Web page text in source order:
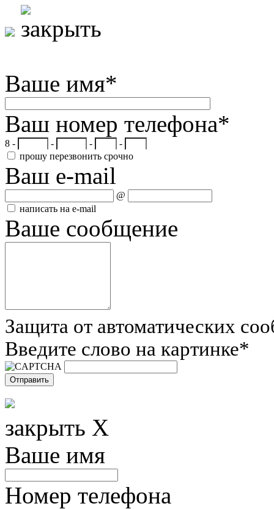
Ваше имя*
Ваш номер телефона*
8 - - -
-
прошу перезвонить срочно
Ваш e-mail
@
написать на e-mail
Ваше сообщение
Защита от автоматических
Введите слово на картинке*
закрыть X
Ваше имя
Номер телефона